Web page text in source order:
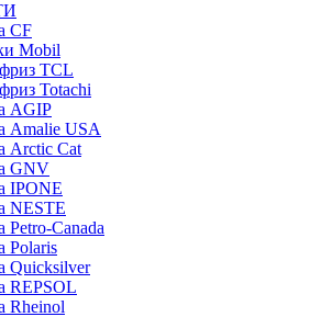
CF
Mobil
TCL
Totachi
AGIP
Amalie USA
Arctic Cat
GNV
IPONE
NESTE
Petro-Canada
Polaris
Quicksilver
REPSOL
Rheinol